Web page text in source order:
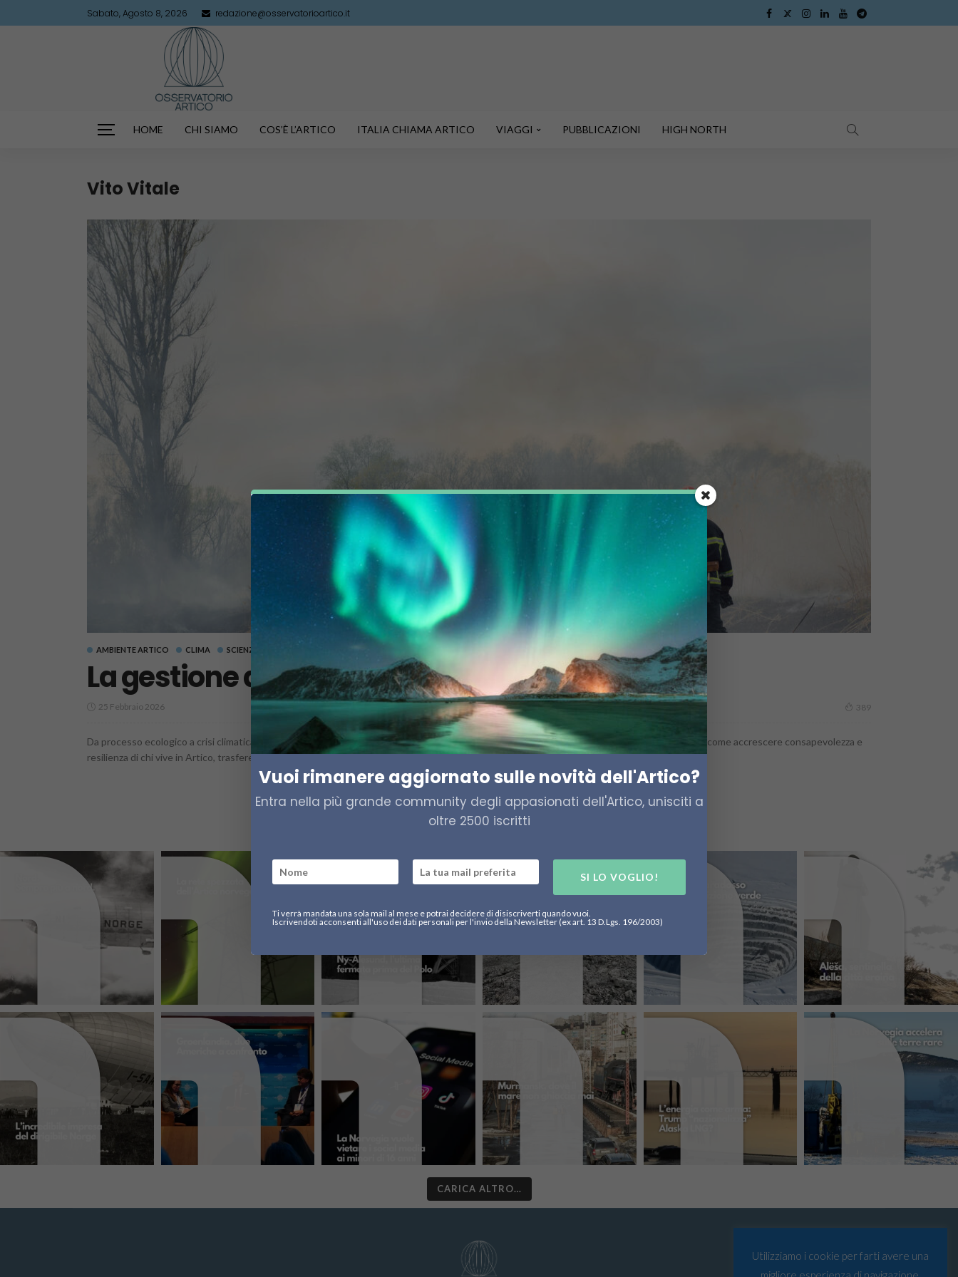
Sabato, Agosto 8, 2026 redazione@osservatorioartico.it
HOME CHI SIAMO COS’È L’ARTICO ITALIA CHIAMA ARTICO VIAGGI PUBBLICAZIONI HIGH NORTH
Vito Vitale
AMBIENTE ARTICO CLIMA SCIENZA
La gestione degli incendi in Artico
25 Febbraio 2026 389
Da processo ecologico a crisi climatica: gli incendi alle alte latitudini richiedono nuove strategie di prevenzione, informazione e risposta. Ecco come accrescere consapevolezza e
resilienza di chi vive in Artico, trasferendo conoscenza e informazione per rispondere ai loro bisogni. Un...
CARICA ALTRO…
Utilizziamo i cookie per farti avere una
Vuoi rimanere aggiornato sulle novità dell'Artico?
Entra nella più grande community degli appasionati dell'Artico, unisciti a
oltre 2500 iscritti
SI LO VOGLIO!
Ti verrà mandata una sola mail al mese e potrai decidere di disiscriverti quando vuoi.
Iscrivendoti acconsenti all'uso dei dati personali per l'invio della Newsletter (ex art. 13 D.Lgs. 196/2003)